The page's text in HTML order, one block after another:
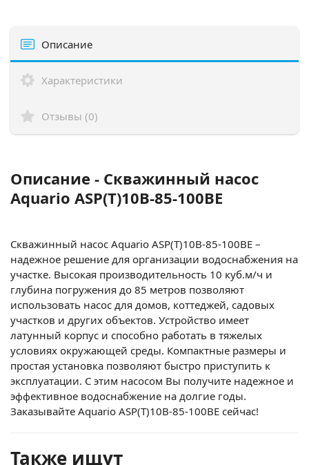
Описание
Характеристики
Отзывы (0)
Описание - Скважинный насос
Aquario ASP(T)10B-85-100BE
Скважинный насос Aquario ASP(T)10B-85-100BE –
надежное решение для организации водоснабжения на
участке. Высокая производительность 10 куб.м/ч и
глубина погружения до 85 метров позволяют
использовать насос для домов, коттеджей, садовых
участков и других объектов. Устройство имеет
латунный корпус и способно работать в тяжелых
условиях окружающей среды. Компактные размеры и
простая установка позволяют быстро приступить к
эксплуатации. С этим насосом Вы получите надежное и
эффективное водоснабжение на долгие годы.
Заказывайте Aquario ASP(T)10B-85-100BE сейчас!
Также ищут